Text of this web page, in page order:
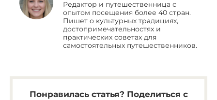
Редактор и путешественница с
опытом посещения более 40 стран.
Пишет о культурных традициях,
достопримечательностях и
практических советах для
самостоятельных путешественников.
Понравилась статья? Поделиться с